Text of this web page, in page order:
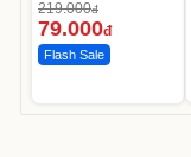
219.000đ
79.000đ
Flash Sale